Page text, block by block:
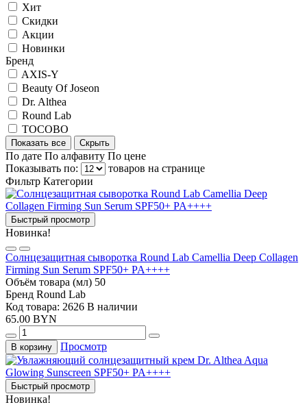
Хит
Скидки
Акции
Новинки
Бренд
AXIS-Y
Beauty Of Joseon
Dr. Althea
Round Lab
TOCOBO
Показать все Скрыть
По дате По алфавиту По цене
Показывать по:
товаров на странице
Фильтр Категории
Быстрый просмотр
Новинка!
Солнцезащитная сыворотка Round Lab Camellia Deep Collagen
Firming Sun Serum SPF50+ PA++++
Объём товара (мл) 50
Бренд Round Lab
Код товара: 2626 В наличии
65.00 BYN
В корзину Просмотр
Быстрый просмотр
Новинка!